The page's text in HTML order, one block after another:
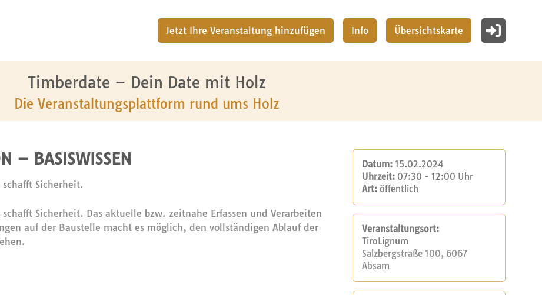
Jetzt Ihre Veranstaltung hinzufügen Info Übersichtskarte
Timberdate – Dein Date mit Holz
Die Veranstaltungsplattform rund ums Holz
– BASISWISSEN
Sicherheit.
Sicherheit. Das aktuelle bzw. zeitnahe Erfassen und Verarbeiten
auf der Baustelle macht es möglich, den vollständigen Ablauf der
Datum: 15.02.2024
Uhrzeit: 07:30 - 12:00 Uhr
Art: öffentlich
Veranstaltungsort:
TiroLignum
Salzbergstraße 100, 6067
Absam